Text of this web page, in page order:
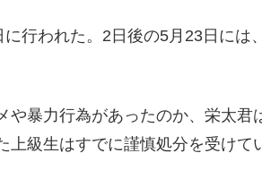
行われた。2日後の5月23日には
や暴力行為があったのか、栄太
上級生はすでに謹慎処分を受けて